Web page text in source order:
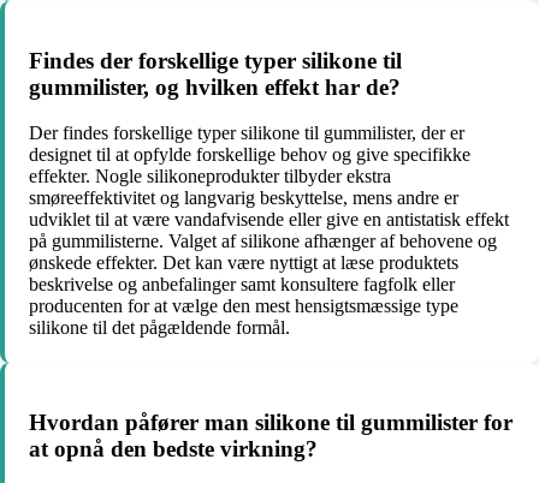
Findes der forskellige typer silikone til
gummilister, og hvilken effekt har de?
Der findes forskellige typer silikone til gummilister, der er
designet til at opfylde forskellige behov og give specifikke
effekter. Nogle silikoneprodukter tilbyder ekstra
smøreeffektivitet og langvarig beskyttelse, mens andre er
udviklet til at være vandafvisende eller give en antistatisk effekt
på gummilisterne. Valget af silikone afhænger af behovene og
ønskede effekter. Det kan være nyttigt at læse produktets
beskrivelse og anbefalinger samt konsultere fagfolk eller
producenten for at vælge den mest hensigtsmæssige type
silikone til det pågældende formål.
Hvordan påfører man silikone til gummilister for
at opnå den bedste virkning?